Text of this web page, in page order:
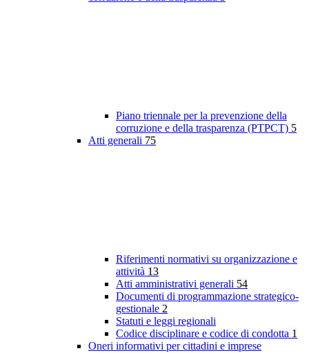
Piano triennale per la prevenzione della
corruzione e della trasparenza (PTPCT) 5
Atti generali 75
Riferimenti normativi su organizzazione e
attività 13
Atti amministrativi generali 54
Documenti di programmazione strategico-
gestionale 2
Statuti e leggi regionali
Codice disciplinare e codice di condotta 1
Oneri informativi per cittadini e imprese